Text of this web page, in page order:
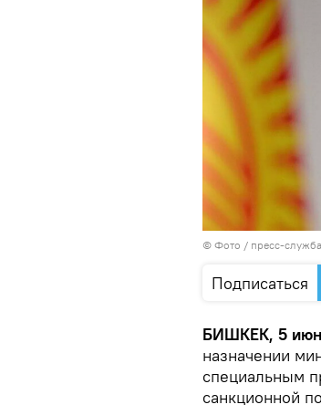
© Фото / пресс-
Подписаться
БИШКЕК, 5
назначении
специальным
санкционной